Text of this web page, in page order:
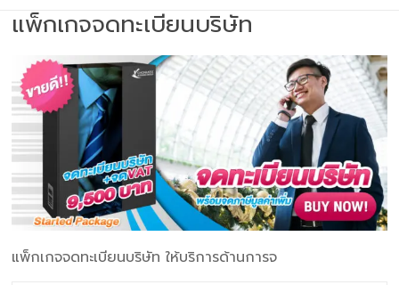
แพ็กเกจจดทะเบียนบริษัท
แพ็กเกจจดทะเบียนบริษัท ให้บริการด้านการจ